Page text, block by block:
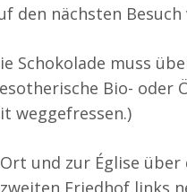
den nächsten Besuch
Schokolade muss
Bio- oder
weggefressen.)
und zur Église
Friedhof links